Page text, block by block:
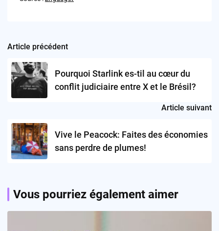
Post
navigation
Article précédent
Pourquoi Starlink es-til au cœur du
conflit judiciaire entre X et le Brésil?
Article suivant
Vive le Peacock: Faites des économies
sans perdre de plumes!
Vous pourriez également aimer